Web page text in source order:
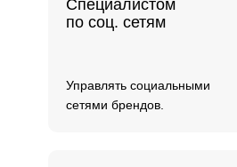
Специалистом
по соц. сетям
Управлять социальными
сетями брендов.